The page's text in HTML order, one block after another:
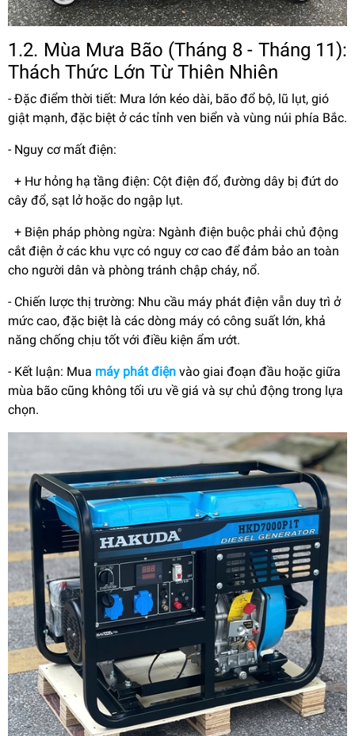
1.2. Mùa Mưa Bão (Tháng 8 - Tháng 11):
Thách Thức Lớn Từ Thiên Nhiên
- Đặc điểm thời tiết: Mưa lớn kéo dài, bão đổ bộ, lũ lụt, gió
giật mạnh, đặc biệt ở các tỉnh ven biển và vùng núi phía Bắc.
- Nguy cơ mất điện:
+ Hư hỏng hạ tầng điện: Cột điện đổ, đường dây bị đứt do
cây đổ, sạt lở hoặc do ngập lụt.
+ Biện pháp phòng ngừa: Ngành điện buộc phải chủ động
cắt điện ở các khu vực có nguy cơ cao để đảm bảo an toàn
cho người dân và phòng tránh chập cháy, nổ.
- Chiến lược thị trường: Nhu cầu máy phát điện vẫn duy trì ở
mức cao, đặc biệt là các dòng máy có công suất lớn, khả
năng chống chịu tốt với điều kiện ẩm ướt.
- Kết luận: Mua máy phát điện vào giai đoạn đầu hoặc giữa
mùa bão cũng không tối ưu về giá và sự chủ động trong lựa
chọn.